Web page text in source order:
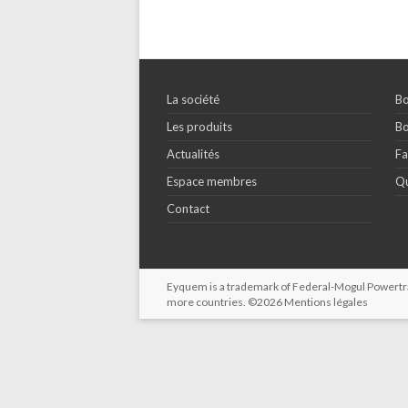
La société
Les produits
Actualités
Espace membres
Contact
Eyquem is a trademark of Federal-Mogul
more countries. ©2026 Mentions légales